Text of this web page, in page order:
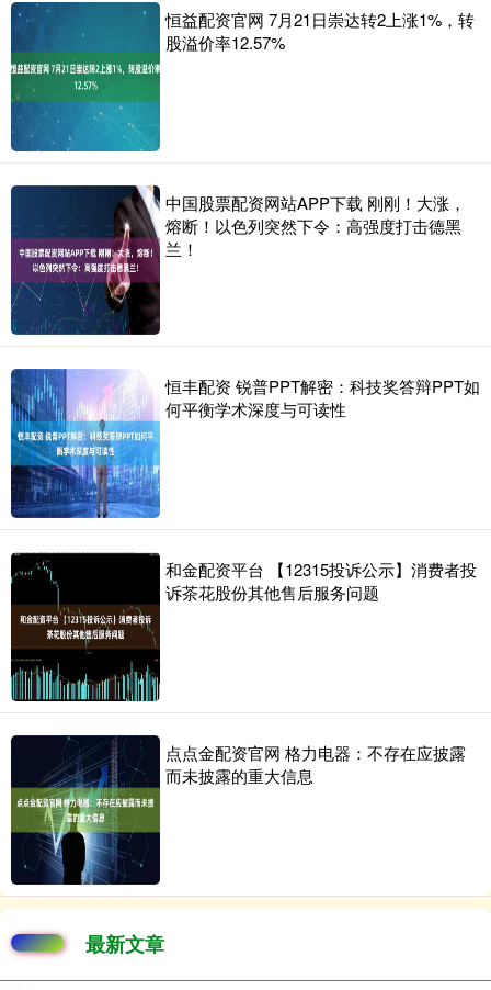
恒益配资官网 7月21日崇达转2上涨1%，转
股溢价率12.57%
中国股票配资网站APP下载 刚刚！大涨，
熔断！以色列突然下令：高强度打击德黑
兰！
恒丰配资 锐普PPT解密：科技奖答辩PPT如
何平衡学术深度与可读性
和金配资平台 【12315投诉公示】消费者投
诉茶花股份其他售后服务问题
点点金配资官网 格力电器：不存在应披露
而未披露的重大信息
最新文章